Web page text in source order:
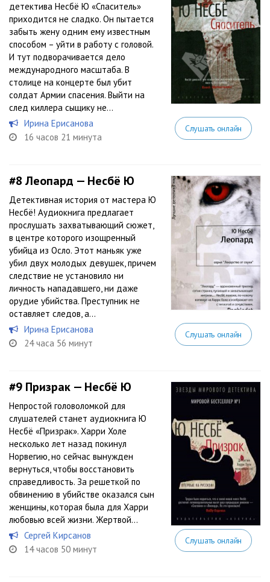
детектива Несбё Ю «Спаситель»
приходится не сладко. Он пытается
забыть жену одним ему известным
способом – уйти в работу с головой.
И тут подворачивается дело
международного масштаба. В
столице на концерте был убит
солдат Армии спасения. Выйти на
след киллера сыщику не...
Ирина Ерисанова
16 часов 21 минута
Слушать онлайн
#8 Леопард — Несбё Ю
Детективная история от мастера Ю
Несбё! Аудиокнига предлагает
прослушать захватывающий сюжет,
в центре которого изощренный
убийца из Осло. Этот маньяк уже
убил двух молодых девушек, причем
следствие не установило ни
личность нападавшего, ни даже
орудие убийства. Преступник не
оставляет следов, а...
Ирина Ерисанова
24 часа 56 минут
Слушать онлайн
#9 Призрак — Несбё Ю
Непростой головоломкой для
слушателей станет аудиокнига Ю
Несбё «Призрак». Харри Холе
несколько лет назад покинул
Норвегию, но сейчас вынужден
вернуться, чтобы восстановить
справедливость. За решеткой по
обвинению в убийстве оказался сын
женщины, которая была для Харри
любовью всей жизни. Жертвой...
Сергей Кирсанов
14 часов 50 минут
Слушать онлайн